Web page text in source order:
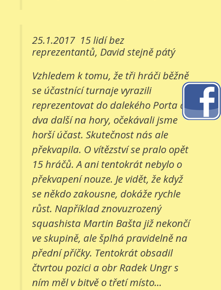
25.1.2017 15 lidí bez
reprezentantů, David stejně pátý
Vzhledem k tomu, že tři hráči běžně
se účastnící turnaje vyrazili
reprezentovat do dalekého Porta a
dva další na hory, očekávali jsme
horší účast. Skutečnost nás ale
překvapila. O vítězství se pralo opět
15 hráčů. A ani tentokrát nebylo o
překvapení nouze. Je vidět, že když
se někdo zakousne, dokáže rychle
růst. Například znovuzrozený
squashista Martin Bašta již nekončí
ve skupině, ale šplhá pravidelně na
přední příčky. Tentokrát obsadil
čtvrtou pozici a obr Radek Ungr s
ním měl v bitvě o třetí místo...